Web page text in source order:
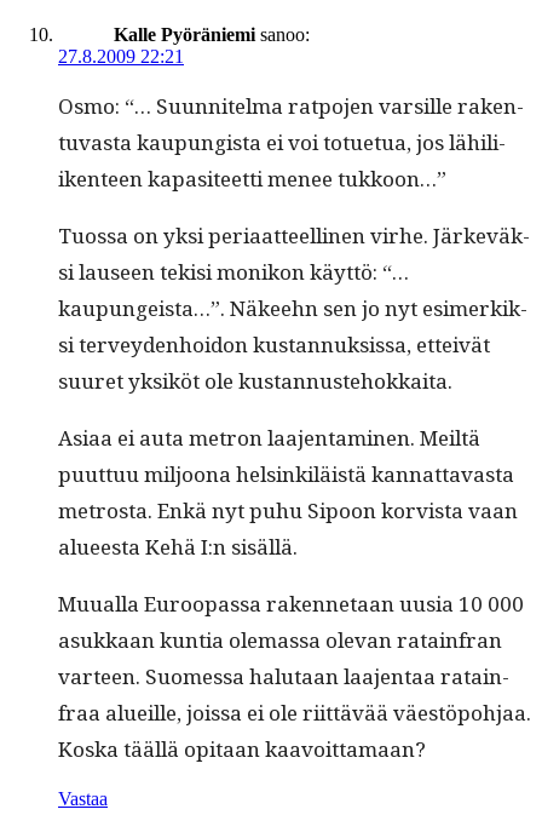
Kalle Pyöräniemi sanoo:
27.8.2009 22:21
Osmo: “… Suun­nitel­ma rat­po­jen var­sille rak­en­
tu­vas­ta kaupungista ei voi totue­t­ua, jos lähili­
iken­teen kap­a­siteet­ti menee tukkoon…”
Tuos­sa on yksi peri­aat­teelli­nen virhe. Järkeväk­
si lauseen tek­isi monikon käyt­tö: “…
kaupungeista…”. Näkeehn sen jo nyt esimerkik­
si ter­vey­den­hoidon kus­tan­nuk­sis­sa, etteivät
suuret yksiköt ole kustannustehokkaita.
Asi­aa ei auta metron laa­jen­t­a­mi­nen. Meiltä
puut­tuu miljoona helsinkiläistä kan­nat­tavas­ta
met­ros­ta. Enkä nyt puhu Sipoon korvista vaan
alueesta Kehä I:n sisällä.
Muual­la Euroopas­sa raken­netaan uusia 10 000
asukkaan kun­tia ole­mas­sa ole­van ratain­fran
var­teen. Suomes­sa halu­taan laa­jen­taa ratain­
fraa alueille, jois­sa ei ole riit­tävää väestöpo­h­jaa.
Kos­ka tääl­lä opi­taan kaavoittamaan?
Vastaa